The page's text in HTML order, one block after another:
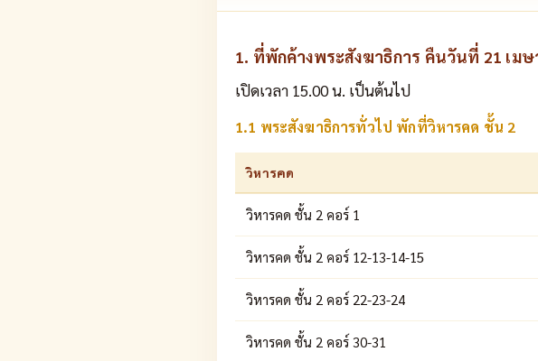
1. ที่พักค้างพระสังฆาธิการ คืนวันที่ 21 เมษ
เปิดเวลา 15.00 น. เป็นต้นไป
1.1 พระสังฆาธิการทั่วไป พักที่วิหารคด ชั้น 2
วิหารคด
วิหารคด ชั้น 2 คอร์ 1
วิหารคด ชั้น 2 คอร์ 12-13-14-15
วิหารคด ชั้น 2 คอร์ 22-23-24
วิหารคด ชั้น 2 คอร์ 30-31